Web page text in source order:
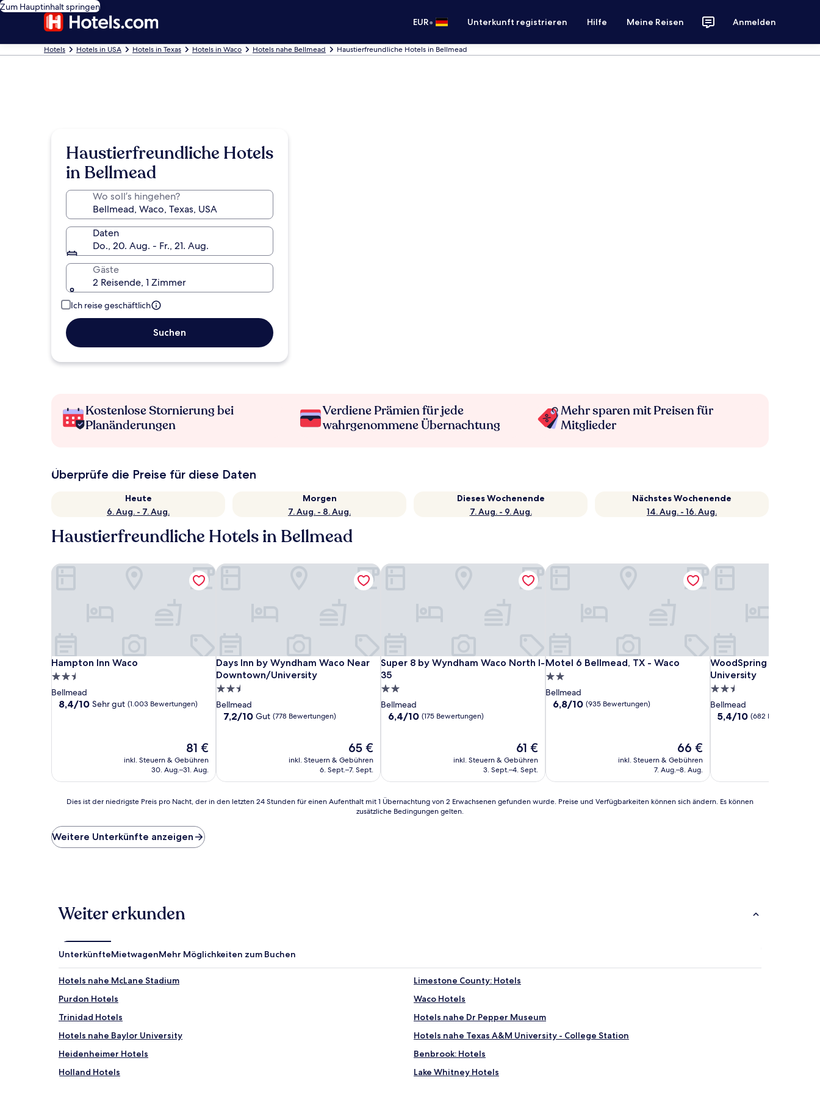
Zum Hauptinhalt springen
EUR• Unterkunft registrieren Hilfe Meine Reisen Anmelden
Hotels Hotels in USA Hotels in Texas Hotels in Waco Hotels nahe Bellmead Haustierfreundliche Hotels in Bellmead
Haustierfreundliche Hotels
in Bellmead
Wo soll’s hingehen?
Daten
Do., 20. Aug. - Fr., 21. Aug.
Gäste
2 Reisende, 1 Zimmer
Ich reise geschäftlich
Suchen
Kostenlose Stornierung bei
Planänderungen
Verdiene Prämien für jede
wahrgenommene Übernachtung
Mehr sparen mit Preisen für
Mitglieder
Überprüfe die Preise für diese Daten
Heute
6. Aug. - 7. Aug.
Morgen
7. Aug. - 8. Aug.
Dieses Wochenende
7. Aug. - 9. Aug.
Nächstes Wochenende
14. Aug. - 16. Aug.
Haustierfreundliche Hotels in Bellmead
Hampton Inn Waco
Hampton Inn Waco
2.5-
Sterne-
Unterkunft
Bellmead
8.4
8,4/10 Sehr gut (1.003 Bewertungen)
Der
Preis
beträgt
81 €
inkl. Steuern & Gebühren
30. Aug.–31. Aug.
Hampton Inn Waco
Days Inn by Wyndham Waco Near
Downtown/University
Days Inn by Wyndham Waco Near Downtown/University
2.5-
Sterne-
Unterkunft
Bellmead
7.2
7,2/10 Gut (778 Bewertungen)
Der
Preis
beträgt
65 €
inkl. Steuern & Gebühren
6. Sept.–7. Sept.
Days Inn by Wyndham Waco Near Downtown/University
Super 8 by Wyndham Waco North I-
35
Super 8 by Wyndham Waco North I-35
2.0-
Sterne-
Unterkunft
Bellmead
6.4
6,4/10 (175 Bewertungen)
Der
Preis
beträgt
61 €
inkl. Steuern & Gebühren
3. Sept.–4. Sept.
Super 8 by Wyndham Waco North I-35
Motel 6 Bellmead, TX - Waco
Motel 6 Bellmead, TX - Waco
2.0-
Sterne-
Unterkunft
Bellmead
6.8
6,8/10 (935 Bewertungen)
Der
Preis
beträgt
66 €
inkl. Steuern & Gebühren
7. Aug.–8. Aug.
Motel 6 Bellmead, TX - Waco
WoodSpring Suites
University
WoodSpring Suites
2.5-
Sterne-
Unterkunft
Bellmead
5.4
5,4/10 (682 Bewertungen)
WoodSpring Suites
der
niedrigste
Preis
letzten
24 Stunden
einen
Aufenthalt
mit
1 Übernachtung
von
2 Erwachsenen
wurde.
Preise
und
Verfügbarkeiten
sich
Dies ist der niedrigste Preis pro Nacht, der in den letzten 24 Stunden für einen Aufenthalt mit 1 Übernachtung von 2 Erwachsenen gefunden wurde. Preise und Verfügbarkeiten können sich ändern. Es können
zusätzliche Bedingungen gelten.
Weitere Unterkünfte anzeigen
Weiter erkunden
UnterkünfteMietwagenMehr Möglichkeiten zum Buchen
Hotels nahe McLane Stadium
Limestone County: Hotels
Purdon Hotels
Waco Hotels
Trinidad Hotels
Hotels nahe Dr Pepper Museum
Hotels nahe Baylor University
Hotels nahe Texas A&M University - College Station
Heidenheimer Hotels
Benbrook: Hotels
Holland Hotels
Lake Whitney Hotels